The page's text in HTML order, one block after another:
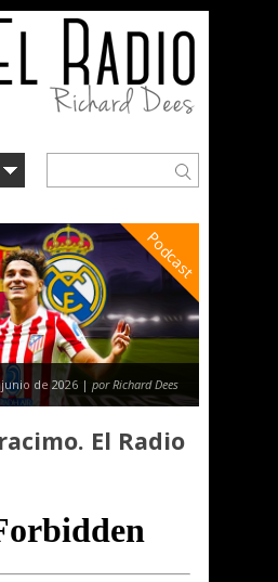
Podcast
de 2026 | por Richard Dees
El Radio